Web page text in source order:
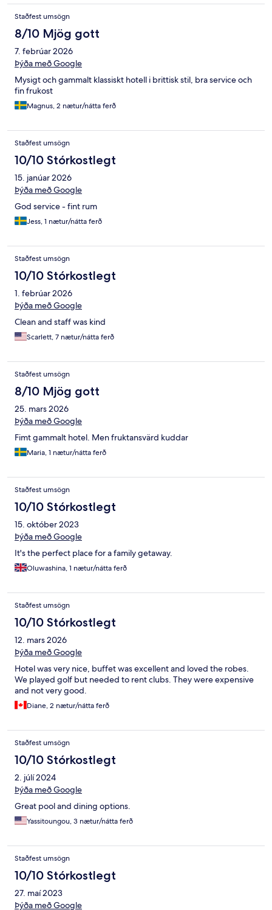
Staðfest umsögn
8/10 Mjög gott
7. febrúar 2026
Þýða með Google
Mysigt och gammalt klassiskt hotell i brittisk stil, bra service och
fin frukost
Magnus, 2 nætur/nátta ferð
Staðfest umsögn
10/10 Stórkostlegt
15. janúar 2026
Þýða með Google
God service - fint rum
Jess, 1 nætur/nátta ferð
Staðfest umsögn
10/10 Stórkostlegt
1. febrúar 2026
Þýða með Google
Clean and staff was kind
Scarlett, 7 nætur/nátta ferð
Staðfest umsögn
8/10 Mjög gott
25. mars 2026
Þýða með Google
Fimt gammalt hotel. Men fruktansvärd kuddar
Maria, 1 nætur/nátta ferð
Staðfest umsögn
10/10 Stórkostlegt
15. október 2023
Þýða með Google
It's the perfect place for a family getaway.
Oluwashina, 1 nætur/nátta ferð
Staðfest umsögn
10/10 Stórkostlegt
12. mars 2026
Þýða með Google
Hotel was very nice, buffet was excellent and loved the robes.
We played golf but needed to rent clubs. They were expensive
and not very good.
Diane, 2 nætur/nátta ferð
Staðfest umsögn
10/10 Stórkostlegt
2. júlí 2024
Þýða með Google
Great pool and dining options.
Yassitoungou, 3 nætur/nátta ferð
Staðfest umsögn
10/10 Stórkostlegt
27. maí 2023
Þýða með Google